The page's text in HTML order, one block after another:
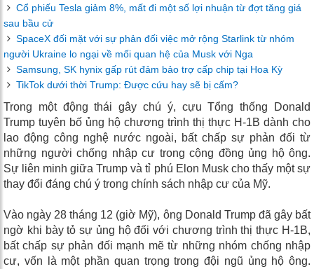
Cổ phiếu Tesla giảm 8%, mất đi một số lợi nhuận từ đợt tăng giá
sau bầu cử
SpaceX đối mặt với sự phản đối việc mở rộng Starlink từ nhóm
người Ukraine lo ngại về mối quan hệ của Musk với Nga
Samsung, SK hynix gấp rút đảm bảo trợ cấp chip tại Hoa Kỳ
TikTok dưới thời Trump: Được cứu hay sẽ bị cấm?
Trong một động thái gây chú ý, cựu Tổng thống Donald
Trump tuyên bố ủng hộ chương trình thị thực H-1B dành cho
lao động công nghệ nước ngoài, bất chấp sự phản đối từ
những người chống nhập cư trong cộng đồng ủng hộ ông.
Sự liên minh giữa Trump và tỉ phú Elon Musk cho thấy một sự
thay đổi đáng chú ý trong chính sách nhập cư của Mỹ.
Vào ngày 28 tháng 12 (giờ Mỹ), ông Donald Trump đã gây bất
ngờ khi bày tỏ sự ủng hộ đối với chương trình thị thực H-1B,
bất chấp sự phản đối mạnh mẽ từ những nhóm chống nhập
cư, vốn là một phần quan trọng trong đội ngũ ủng hộ ông.